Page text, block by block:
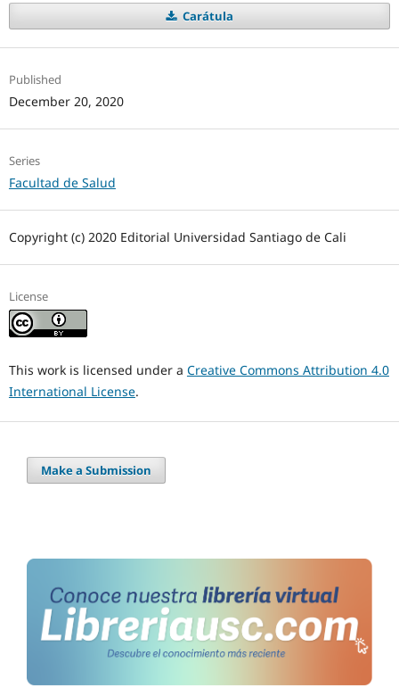
Carátula
Published
December 20, 2020
Series
Facultad de Salud
Copyright (c) 2020 Editorial Universidad Santiago de Cali
License
This work is licensed under a Creative Commons Attribution 4.0
International License.
Make a Submission